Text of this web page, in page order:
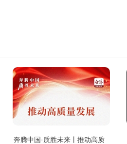
奔腾中国·质胜未来丨推动高质